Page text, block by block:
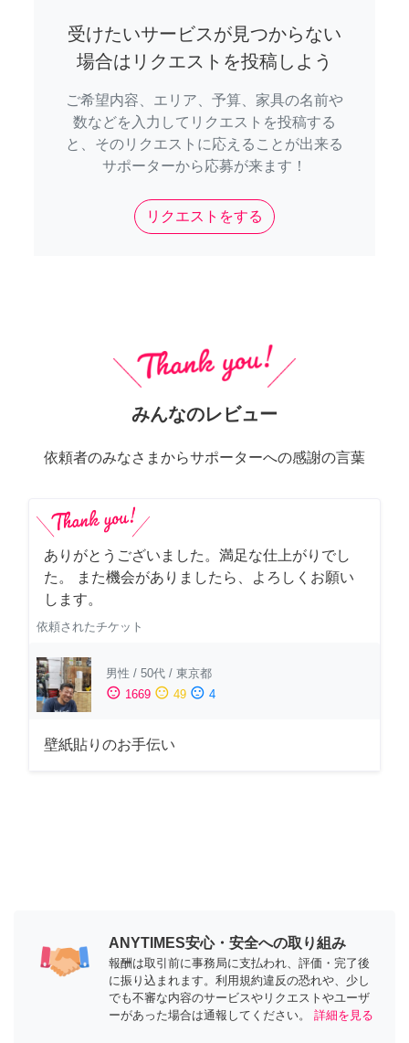
受けたいサービスが見つからない
場合はリクエストを投稿しよう
ご希望内容、エリア、予算、家具の名前や
数などを入力してリクエストを投稿する
と、そのリクエストに応えることが出来る
サポーターから応募が来ます！
リクエストをする
みんなのレビュー
依頼者のみなさまからサポーターへの感謝の言葉
ありがとうございました。満足な仕上がりでし
た。 また機会がありましたら、よろしくお願い
します。
依頼されたチケット
男性 / 50代 / 東京都
sentiment_satisfied 1669 sentiment_neutral 49 sentiment_dissatisfied 4
壁紙貼りのお手伝い
ANYTIMES安心・安全への取り組み
報酬は取引前に事務局に支払われ、評価・完了後
に振り込まれます。利用規約違反の恐れや、少し
でも不審な内容のサービスやリクエストやユーザ
ーがあった場合は通報してください。
詳細を見る